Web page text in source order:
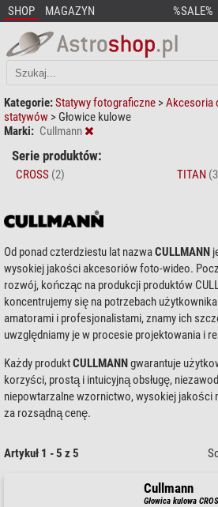
SHOP MAGAZYN %SALE%
Kategorie:Statywy fotograficzne >Akcesoria
statywów > Głowice kulowe
Marki: Cullmann
Serie produktów:
CROSS (2) TITAN
Od ponad czterdziestu lat nazwaCULLMANN
wysokiej jakości akcesoriów foto-wideo.
rozwój, kończąc na produkcji produktów
koncentrujemy się na potrzebach
amatorami i profesjonalistami, znamy ich
uwzględniamy je w procesie projektowania i
Każdy produktCULLMANNgwarantuje
korzyści, prostą i intuicyjną obsługę,
niepowtarzalne wzornictwo, wysokiej jakości
za rozsądną cenę.
Artykuł 1 - 5 z 5
Cullmann
Głowica kulowa